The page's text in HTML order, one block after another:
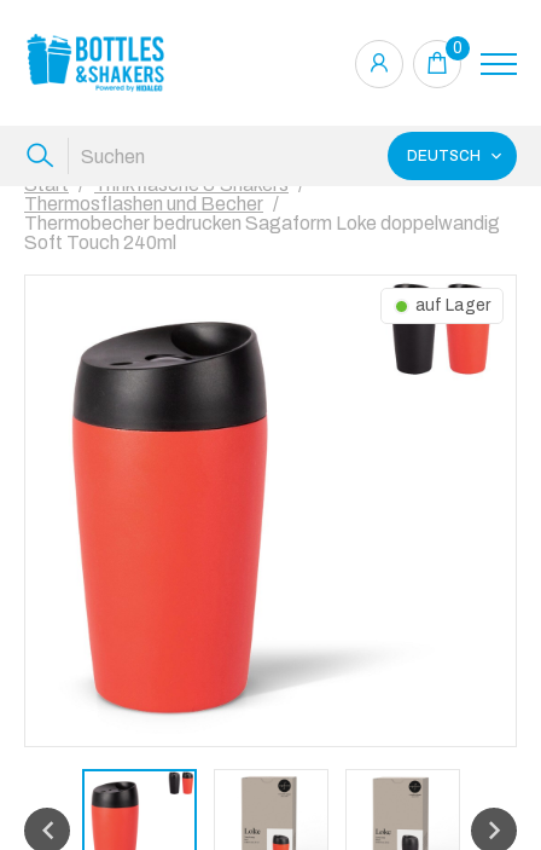
0
DEUTSCH
Start
Trinkflasche & Shakers
Thermosflashen und Becher
Thermobecher bedrucken Sagaform Loke doppelwandig
Soft Touch 240ml
auf Lager